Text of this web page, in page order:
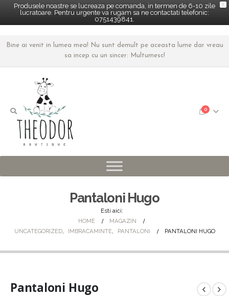
X
Produsele noastre se lucreaza pe comanda, in termen de 6-10 zile
lucratoare. Pentru urgente va rugam sa ne contactati telefonic:
0751439841.
Bine ai venit in lumea mea! Nu sunt demult pe aceasta lume dar vreau
sa incep cu un sincer: Multumesc!
0
Pantaloni Hugo
Esti aici:
HOME
MAGAZIN
UNCATEGORIZED, IMBRACAMINTE, PANTALONI PANTALONI HUGO
Pantaloni Hugo